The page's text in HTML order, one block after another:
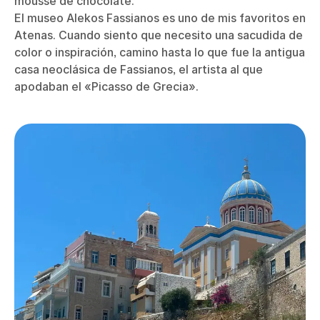
El museo Alekos Fassianos es uno de mis favoritos en
Atenas. Cuando siento que necesito una sacudida de
color o inspiración, camino hasta lo que fue la antigua
casa neoclásica de Fassianos, el artista al que
apodaban el «Picasso de Grecia».